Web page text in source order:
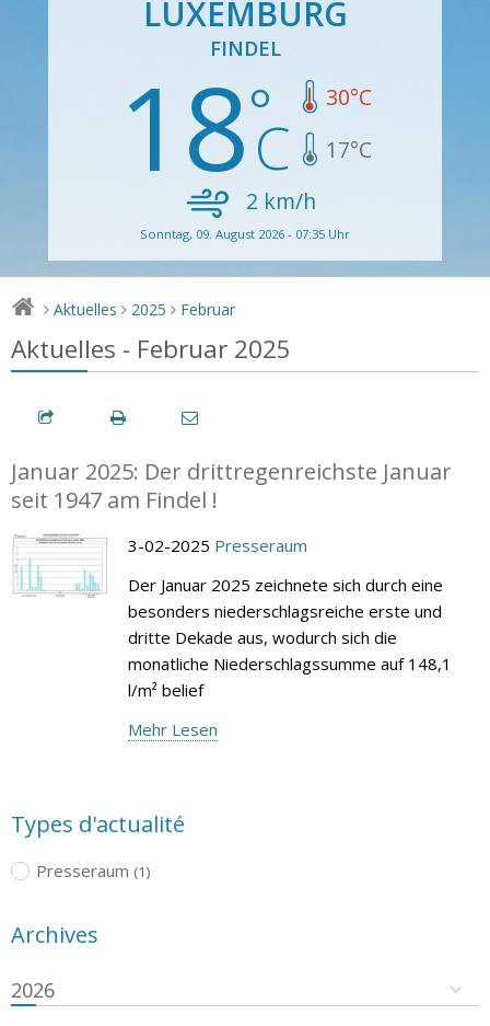
LUXEMBURG
FINDEL
18 30°C
17°C
2 km/h
Sonntag, 09. August 2026 - 07:35 Uhr
> Aktuelles > 2025 > Februar
Aktuelles - Februar 2025
Januar 2025: Der drittregenreichste Januar
seit 1947 am Findel !
3-02-2025 Presseraum
Der Januar 2025 zeichnete sich durch eine
besonders niederschlagsreiche erste und
dritte Dekade aus, wodurch sich die
monatliche Niederschlagssumme auf 148,1
l/m² belief
Mehr Lesen
Types d'actualité
Presseraum (1)
Archives
2026